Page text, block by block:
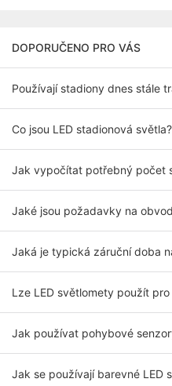
DOPORUČENO PRO VÁS
Používají stadiony dnes stále
Co jsou LED stadionová světla?
Jak vypočítat potřebný počet
Jaké jsou požadavky na
Jaká je typická záruční doba
Lze LED světlomety použít
Jak používat pohybové
Jak se používají barevné LED